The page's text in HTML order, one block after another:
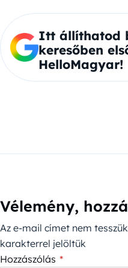
Itt állíthatod
keresőben
HelloMagyar!
Vélemény,
Az e-mail címet nem
karakterrel jelöltük
Hozzászólás *